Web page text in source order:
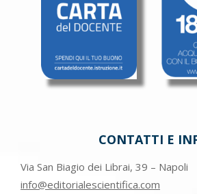
CONTATTI E
Via San Biagio dei Librai, 39 – Napoli
info@editorialescientifica.com